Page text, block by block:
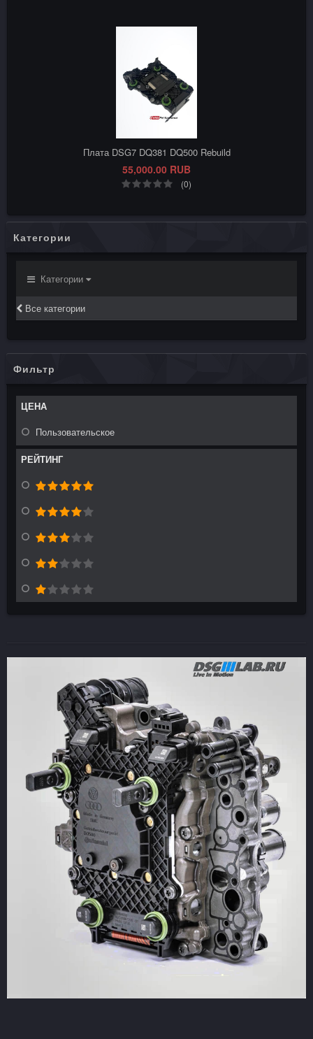
Плата DSG7 DQ381 DQ500 Rebuild
55,000.00 RUB
(0)
Категории
Категории
Все категории
Фильтр
ЦЕНА
Пользовательское
РЕЙТИНГ